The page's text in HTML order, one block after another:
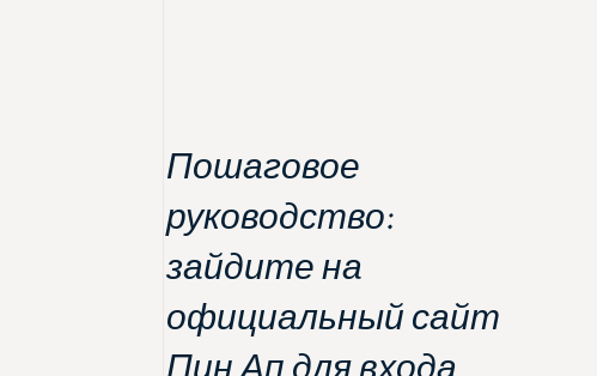
Пошаговое
руководство:
зайдите на
официальный сайт